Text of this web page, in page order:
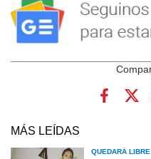
MÁS LEÍDAS
QUEDARÁ LIBRE